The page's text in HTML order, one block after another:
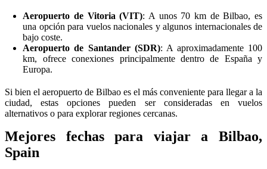
Aeropuerto de Vitoria (VIT): A unos 70 km de Bilbao, es
una opción para vuelos nacionales y algunos internacionales de
bajo coste.
Aeropuerto de Santander (SDR): A aproximadamente 100
km, ofrece conexiones principalmente dentro de España y
Europa.
Si bien el aeropuerto de Bilbao es el más conveniente para llegar a la
ciudad, estas opciones pueden ser consideradas en vuelos
alternativos o para explorar regiones cercanas.
Mejores fechas para viajar a Bilbao,
Spain